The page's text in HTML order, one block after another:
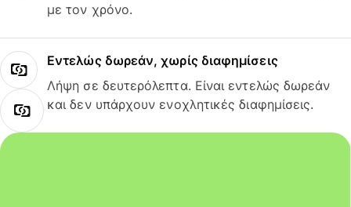
με τον χρόνο.
Εντελώς δωρεάν, χωρίς διαφημίσεις
Λήψη σε δευτερόλεπτα. Είναι εντελώς δωρεάν
και δεν υπάρχουν ενοχλητικές διαφημίσεις.